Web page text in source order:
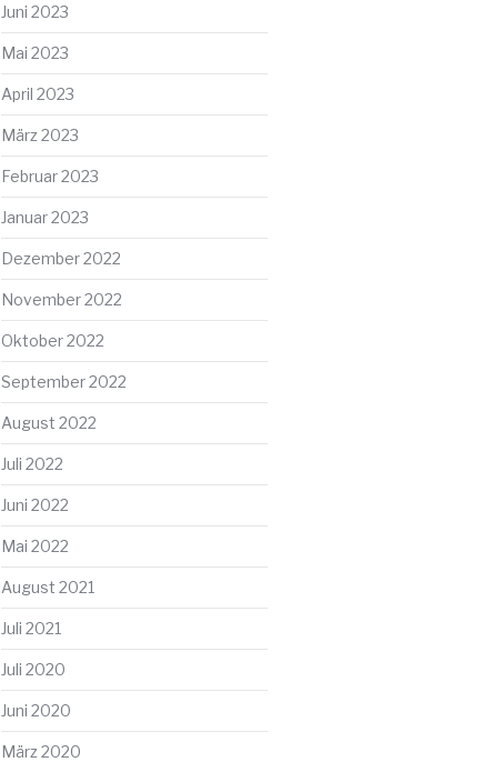
Juni 2023
Mai 2023
April 2023
März 2023
Februar 2023
Januar 2023
Dezember 2022
November 2022
Oktober 2022
September 2022
August 2022
Juli 2022
Juni 2022
Mai 2022
August 2021
Juli 2021
Juli 2020
Juni 2020
März 2020